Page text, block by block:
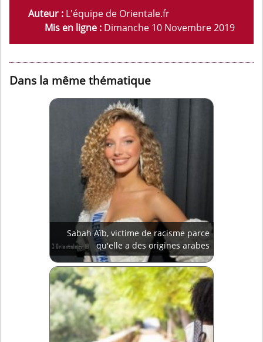
Auteur : L'équipe de Orientale.fr
Mis en ligne : Dimanche 10 Novembre 2019
Dans la même thématique
Sabah Aïb, victime de racisme parce
qu'elle a des origines arabes